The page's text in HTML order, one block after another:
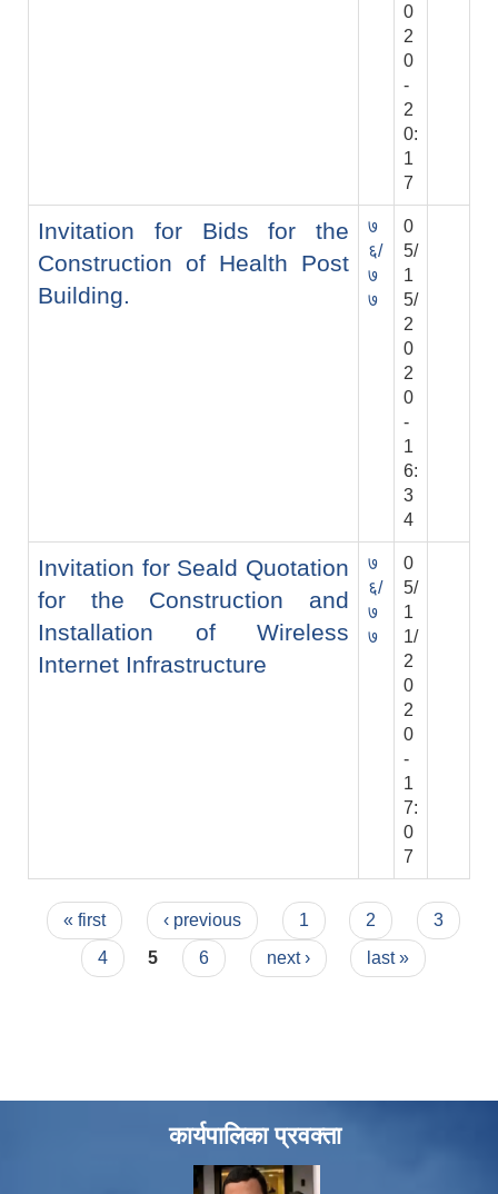
0
2
0
-
2
0:
1
7
Invitation for Bids for the
Construction of Health Post
Building.
७
६/
७
७
0
5/
1
5/
2
0
2
0
-
1
6:
3
4
Invitation for Seald Quotation
for the Construction and
Installation of Wireless
Internet Infrastructure
७
६/
७
७
0
5/
1
1/
2
0
2
0
-
1
7:
0
7
Pages
« first ‹ previous 1 2
3
4
5 6 next › last »
कार्यपालिका प्रवक्ता